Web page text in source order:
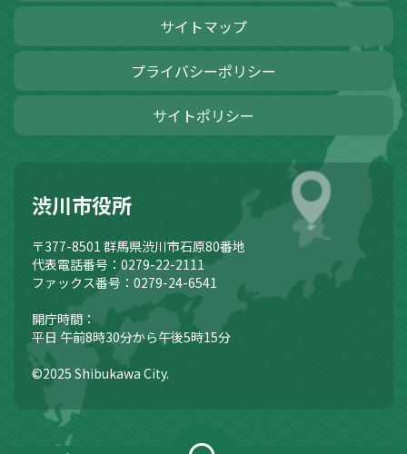
サイトマップ
プライバシーポリシー
サイトポリシー
渋川市役所
〒377-8501 群馬県渋川市石原80番地
代表電話番号：0279-22-2111
ファックス番号：0279-24-6541
開庁時間：
平日 午前8時30分から午後5時15分
©2025 Shibukawa City.